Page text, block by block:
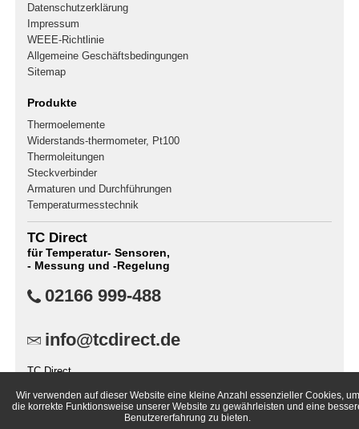
Datenschutzerklärung
Impressum
WEEE-Richtlinie
Allgemeine Geschäftsbedingungen
Sitemap
Produkte
Thermoelemente
Widerstands-thermometer, Pt100
Thermoleitungen
Steckverbinder
Armaturen und Durchführungen
Temperaturmesstechnik
TC Direct
für Temperatur- Sensoren,
- Messung und -Regelung
02166 999-488
info@tcdirect.de
TC Direct
41181 Mönchengladbach
Wir verwenden auf dieser Website eine kleine Anzahl essenzieller Cookies, um
die korrekte Funktionsweise unserer Website zu gewährleisten und eine
Benutzererfahrung zu bieten.